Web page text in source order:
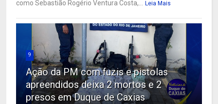
como Sebastião Rogério Ventura Costa,... Leia Mais
9
Ação da PM com fuzis e pistolas
apreendidos deixa 2 mortos e 2
presos em Duque de Caxias